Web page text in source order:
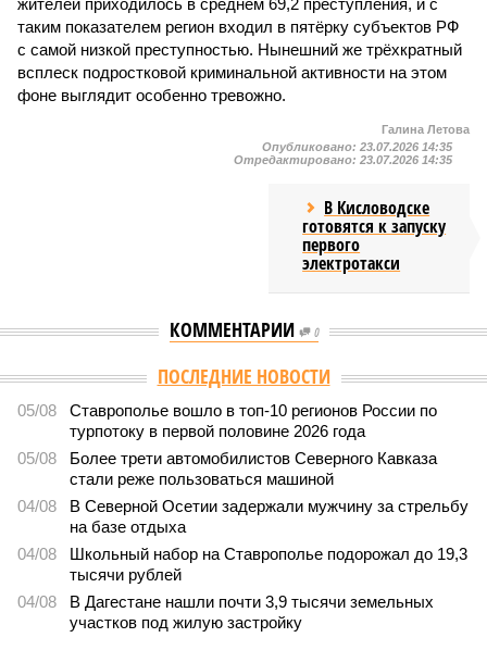
жителей приходилось в среднем 69,2 преступления, и с
таким показателем регион входил в пятёрку субъектов РФ
с самой низкой преступностью. Нынешний же трёхкратный
всплеск подростковой криминальной активности на этом
фоне выглядит особенно тревожно.
Галина Летова
Опубликовано: 23.07.2026 14:35
Отредактировано: 23.07.2026 14:35
В Кисловодске
готовятся к запуску
первого
электротакси
КОММЕНТАРИИ 0
ПОСЛЕДНИЕ НОВОСТИ
05/08
Ставрополье вошло в топ-10 регионов России по
турпотоку в первой половине 2026 года
05/08
Более трети автомобилистов Северного Кавказа
стали реже пользоваться машиной
04/08
В Северной Осетии задержали мужчину за стрельбу
на базе отдыха
04/08
Школьный набор на Ставрополье подорожал до 19,3
тысячи рублей
04/08
В Дагестане нашли почти 3,9 тысячи земельных
участков под жилую застройку